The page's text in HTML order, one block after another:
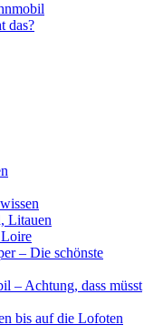
das?
Litauen
Loire
– Die schönste
– Achtung, dass müsst
bis auf die Lofoten